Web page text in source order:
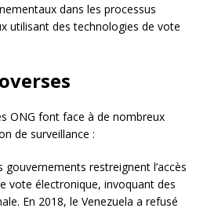
dans les processus
utilisant des technologies de vote
ONG font face à de nombreux
de surveillance :
gouvernements restreignent l’accès
vote électronique, invoquant des
En 2018, le Venezuela a refusé